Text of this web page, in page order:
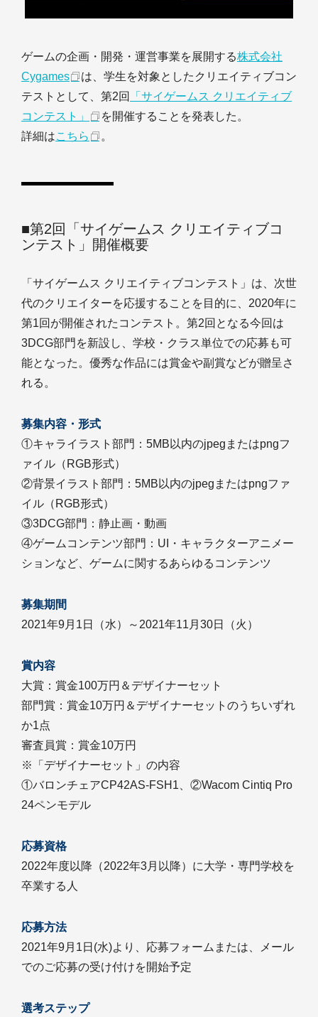
ゲームの企画・開発・運営事業を展開する株式会社
Cygames
は、学生を対象としたクリエイティブコン
テストとして、第2回
「サイゲームス クリエイティブ
コンテスト」
を開催することを発表した。
詳細はこちら 。
■第2回「サイゲームス クリエイティブコ
ンテスト」開催概要
「サイゲームス クリエイティブコンテスト」は、次世
代のクリエイターを応援することを目的に、2020年に
第1回が開催されたコンテスト。第2回となる今回は
3DCG部門を新設し、学校・クラス単位での応募も可
能となった。優秀な作品には賞金や副賞などが贈呈さ
れる。
募集内容・形式
①キャライラスト部門：5MB以内のjpegまたはpngフ
ァイル（RGB形式）
②背景イラスト部門：5MB以内のjpegまたはpngファ
イル（RGB形式）
③3DCG部門：静止画・動画
④ゲームコンテンツ部門：UI・キャラクターアニメー
ションなど、ゲームに関するあらゆるコンテンツ
募集期間
2021年9月1日（水）～2021年11月30日（火）
賞内容
大賞：賞金100万円＆デザイナーセット
部門賞：賞金10万円＆デザイナーセットのうちいずれ
か1点
審査員賞：賞金10万円
※「デザイナーセット」の内容
①バロンチェアCP42AS-FSH1、②Wacom Cintiq Pro
24ペンモデル
応募資格
2022年度以降（2022年3月以降）に大学・専門学校を
卒業する人
応募方法
2021年9月1日(水)より、応募フォームまたは、メール
でのご応募の受け付けを開始予定
選考ステップ